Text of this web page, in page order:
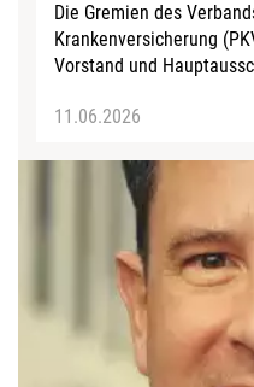
Die Gremien des
Krankenversicherung
Vorstand und
11.06.2026